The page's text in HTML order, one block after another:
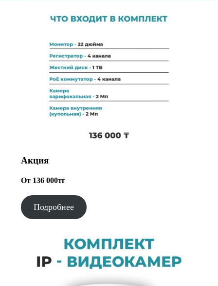
Акция
От 136 000тг
Подробнее